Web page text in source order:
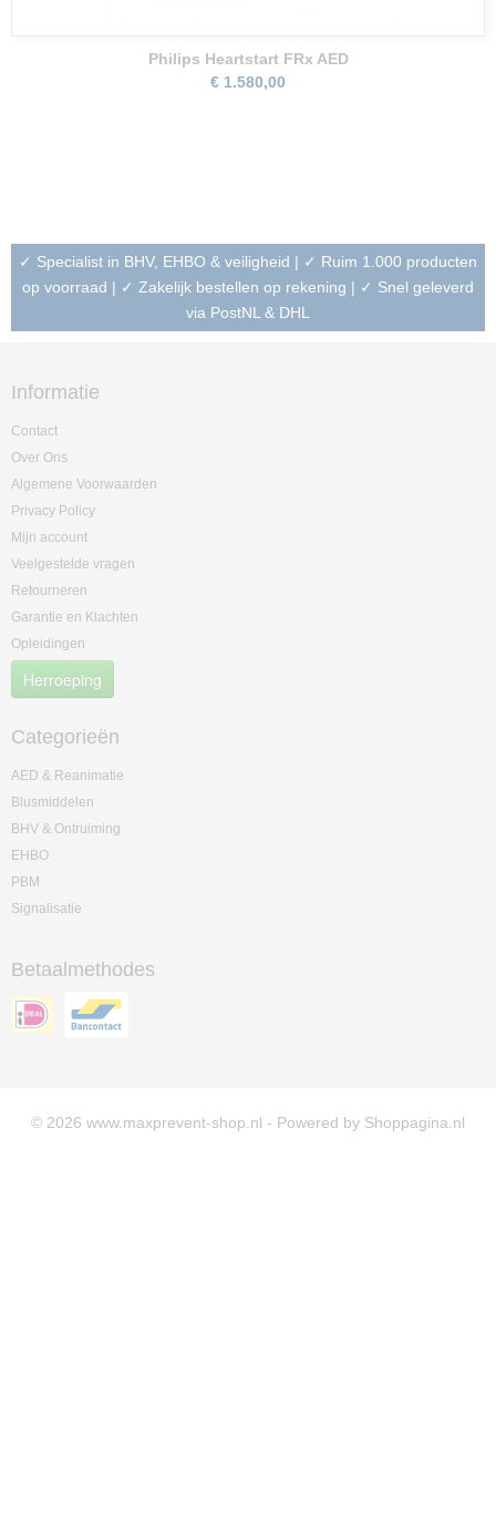
Philips Heartstart FRx AED
€ 1.580,00
✓ Specialist in BHV, EHBO & veiligheid | ✓ Ruim 1.000 producten
op voorraad | ✓ Zakelijk bestellen op rekening | ✓ Snel geleverd
via PostNL & DHL
Informatie
Contact
Over Ons
Algemene Voorwaarden
Privacy Policy
Mijn account
Veelgestelde vragen
Retourneren
Garantie en Klachten
Opleidingen
Herroeping
Categorieën
AED & Reanimatie
Blusmiddelen
BHV & Ontruiming
EHBO
PBM
Signalisatie
Betaalmethodes
© 2026 www.maxprevent-shop.nl - Powered by Shoppagina.nl